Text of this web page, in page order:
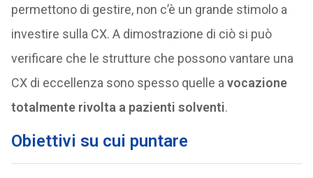
permettono di gestire, non c’è un grande stimolo a
investire sulla CX. A dimostrazione di ciò si può
verificare che le strutture che possono vantare una
CX di eccellenza sono spesso quelle a vocazione
totalmente rivolta a pazienti solventi.
Obiettivi su cui puntare